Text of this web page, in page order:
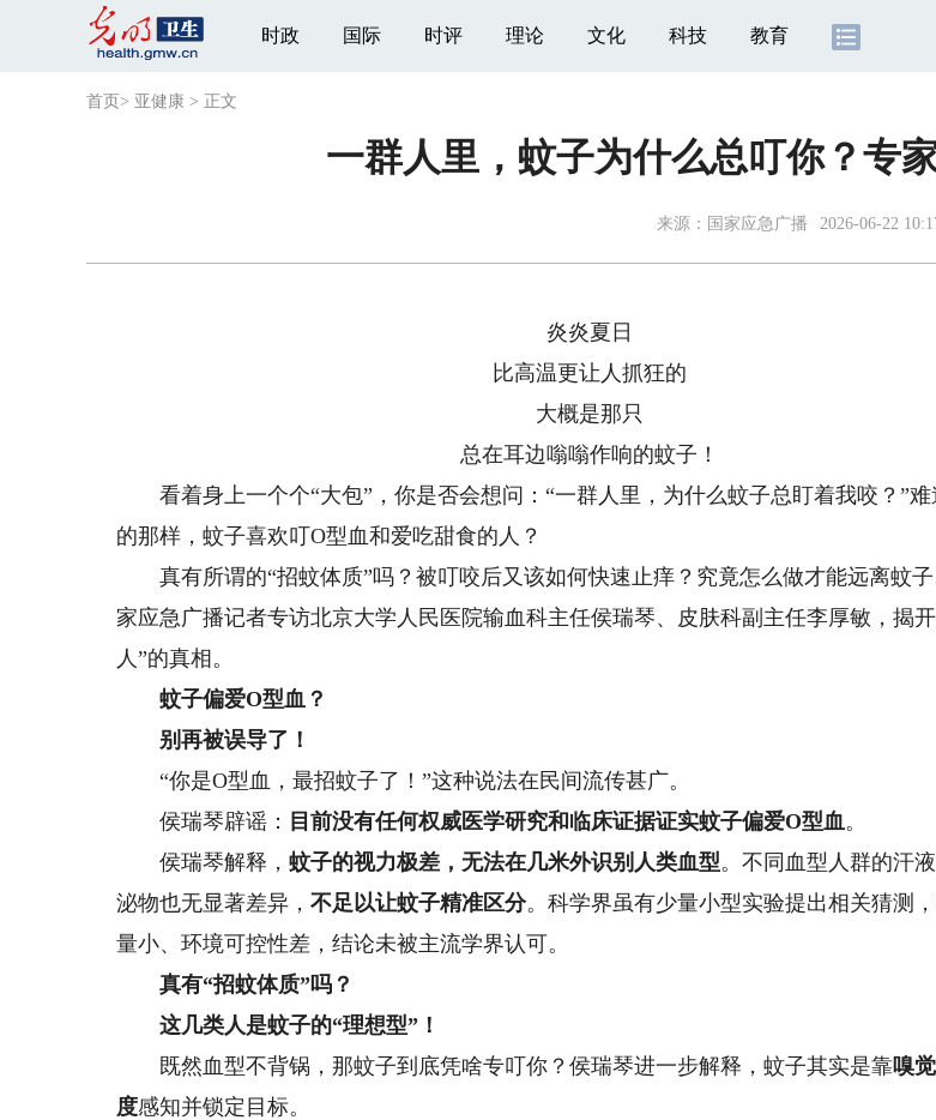
时政 国际 时评 理论 文化 科技 教育
首页 > 亚健康 > 正文
一群人里，蚊子为什么总叮你？专
来源： 国家应急广播 2026-06-22
炎炎夏日
比高温更让人抓狂的
大概是那只
总在耳边嗡嗡作响的蚊子！
看着身上一个个“大包”，你是否会想问：“一群人里，为什么蚊子总盯着我咬？”难
的那样，蚊子喜欢叮O型血和爱吃甜食的人？
真有所谓的“招蚊体质”吗？被叮咬后又该如何快速止痒？究竟怎么做才能远离蚊
家应急广播记者专访北京大学人民医院输血科主任侯瑞琴、皮肤科副主任李厚敏，揭
人”的真相。
蚊子偏爱O型血？
别再被误导了！
“你是O型血，最招蚊子了！”这种说法在民间流传甚广。
侯瑞琴辟谣： 目前没有任何权威医学研究和临床证据证实蚊子偏爱O型血。
侯瑞琴解释，蚊子的视力极差，无法在几米外识别人类血型。不同血型人群的汗
泌物也无显著差异，不足以让蚊子精准区分。科学界虽有少量小型实验提出相关猜测
量小、环境可控性差，结论未被主流学界认可。
真有“招蚊体质”吗？
这几类人是蚊子的“理想型”！
既然血型不背锅，那蚊子到底凭啥专叮你？侯瑞琴进一步解释，蚊子其实是靠嗅
度感知并锁定目标。